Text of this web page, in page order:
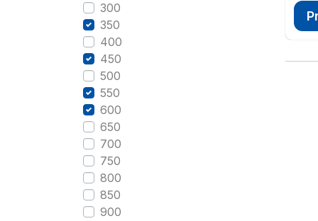
300
350
400
450
500
550
600
650
700
750
800
850
900